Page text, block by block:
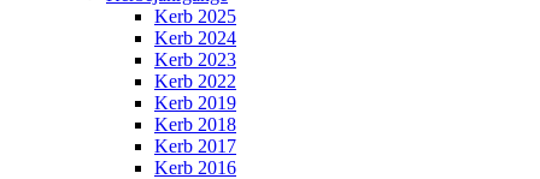
Kerb 2025
Kerb 2024
Kerb 2023
Kerb 2022
Kerb 2019
Kerb 2018
Kerb 2017
Kerb 2016